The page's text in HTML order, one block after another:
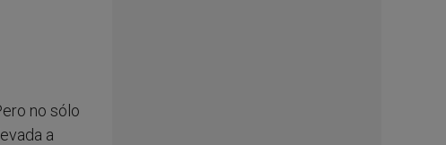
no sólo
a